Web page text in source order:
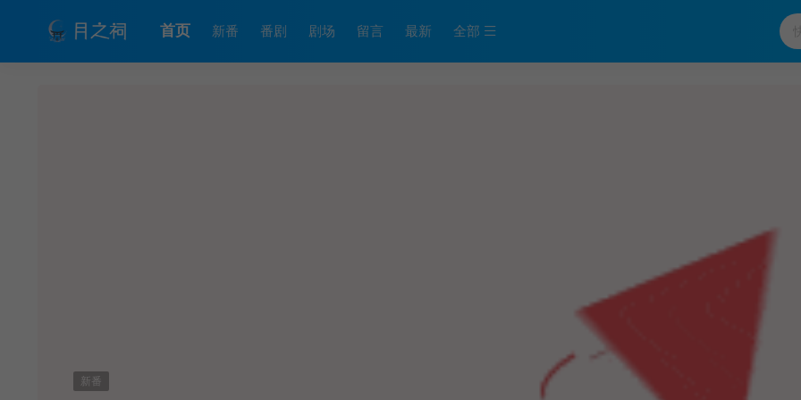
首页 新番 番剧 剧场 留言 最新 全部
新番